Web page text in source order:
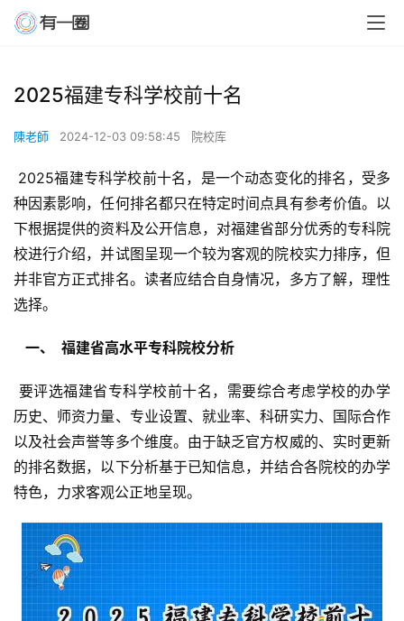
2025福建专科学校前十名
陳老師 2024-12-03 09:58:45 院校库
种因素影响，任何排名都只在特定时间点具有参考价值。以
下根据提供的资料及公开信息，对福建省部分优秀的专科院
校进行介绍，并试图呈现一个较为客观的院校实力排序，但
并非官方正式排名。读者应结合自身情况，多方了解，理性
选择。
  一、  福建省高水平专科院校分析
历史、师资力量、专业设置、就业率、科研实力、国际合作
以及社会声誉等多个维度。由于缺乏官方权威的、实时更新
的排名数据，以下分析基于已知信息，并结合各院校的办学
特色，力求客观公正地呈现。